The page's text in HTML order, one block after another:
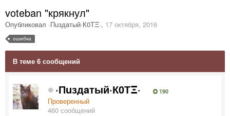
voteban "крякнул"
Опубликовал ·Пuздaтый·К0ТΞ·, 17 октября, 2016
ошибка
В теме 6 сообщений
·Пuздaтый·К0ТΞ· 190
Проверенный
460 сообщений